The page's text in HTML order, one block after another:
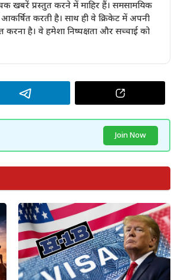
प्रस्तुत करने में माहिर हैं। समसामयिक
करती है। साथ ही वे क्रिकेट में अपनी
है। वे हमेशा निष्पक्षता और सच्चाई को
Join Now